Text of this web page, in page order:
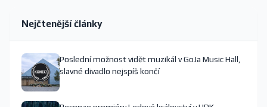
Nejčtenější články
Poslední možnost vidět muzikál v GoJa Music Hall,
slavné divadlo nejspíš končí